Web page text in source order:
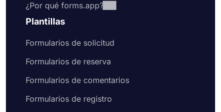
¿Por qué forms.app?
Plantillas
Formularios de solicitud
Formularios de reserva
Formularios de comentarios
Formularios de registro